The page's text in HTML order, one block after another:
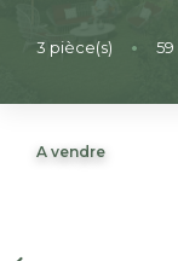
3 pièce(s) • 59
A vendre